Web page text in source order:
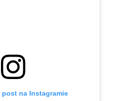
na Instagramie